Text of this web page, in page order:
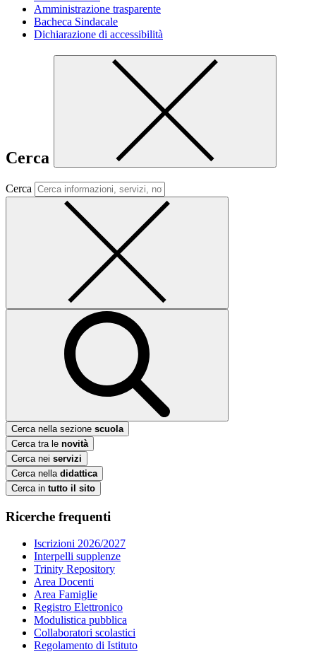
Amministrazione trasparente
Bacheca Sindacale
Dichiarazione di accessibilità
Cerca
Cerca
Cerca nella sezione scuola
Cerca tra le novità
Cerca nei servizi
Cerca nella didattica
Cerca in tutto il sito
Ricerche frequenti
Iscrizioni 2026/2027
Interpelli supplenze
Trinity Repository
Area Docenti
Area Famiglie
Registro Elettronico
Modulistica pubblica
Collaboratori scolastici
Regolamento di Istituto